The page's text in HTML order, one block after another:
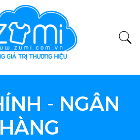
- NGÂN
HÀNG